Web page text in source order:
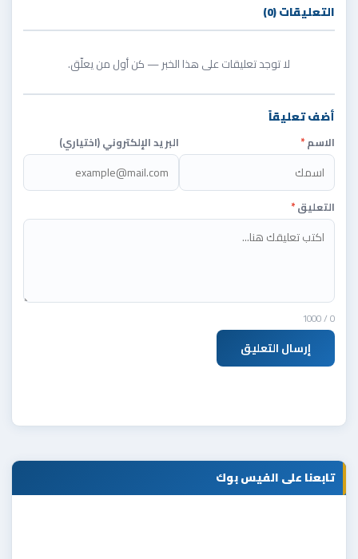
التعليقات (0)
لا توجد تعليقات على هذا الخبر — كن أول من يعلّق.
أضف تعليقاً
الاسم* البريد الإلكتروني (اختياري)
التعليق*
0
/ 1000
إرسال التعليق
تابعنا على الفيس بوك